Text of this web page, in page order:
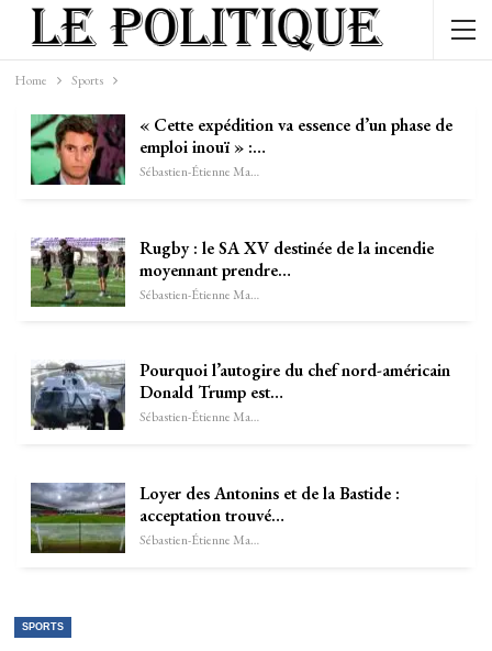
Home Sports
« Cette expédition va essence d’un phase de
emploi inouï » :…
Sébastien-Étienne Marechal
Rugby : le SA XV destinée de la incendie
moyennant prendre…
Sébastien-Étienne Marechal
Pourquoi l’autogire du chef nord-américain
Donald Trump est…
Sébastien-Étienne Marechal
Loyer des Antonins et de la Bastide :
acceptation trouvé…
Sébastien-Étienne Marechal
SPORTS